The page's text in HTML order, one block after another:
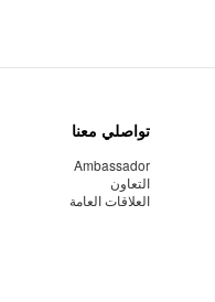
تواصلي معنا
Ambassador
التعاون
العلاقات العامة